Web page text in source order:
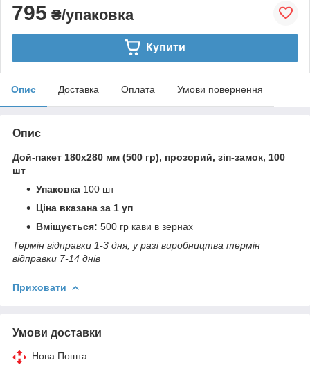
795 ₴/упаковка
Купити
Опис Доставка Оплата Умови повернення
Опис
Дой-пакет 180х280 мм (500 гр), прозорий, зіп-замок, 100
шт
Упаковка 100 шт
Ціна вказана за 1 уп
Вміщується: 500 гр кави в зернах
Термін відправки 1-3 дня, у разі виробництва термін
відправки 7-14 днів
Приховати
Умови доставки
Нова Пошта